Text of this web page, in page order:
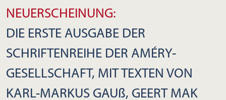
NEUERSCHEINUNG:
DIE ERSTE AUSGABE DER
SCHRIFTENREIHE DER AMÉRY-
GESELLSCHAFT, MIT TEXTEN VON
KARL-MARKUS GAUß, GEERT MAK